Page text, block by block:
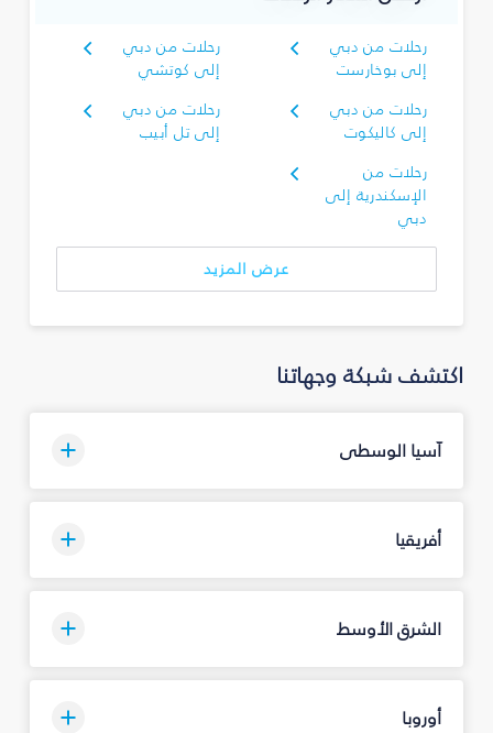
رحلات من دبي
إلى بوخارست
رحلات من دبي
إلى كوتشي
رحلات من دبي
إلى كاليكوت
رحلات من دبي
إلى تل أبيب
رحلات من
الإسكندرية إلى
دبي
عرض المزيد
اكتشف شبكة وجهاتنا
آسيا الوسطى
أفريقيا
الشرق الأوسط
أوروبا